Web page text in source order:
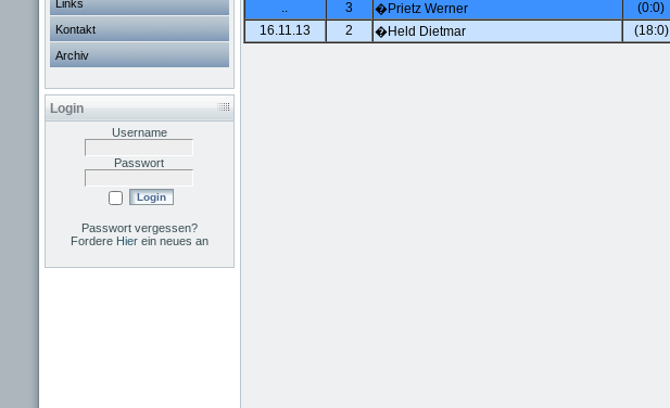
Links
Kontakt
Archiv
Login
Username
Passwort
Passwort vergessen?
Fordere Hierein neues an
..
3 �Prietz Werner (0:0)
16.11.13
2 �Held Dietmar (18:0)